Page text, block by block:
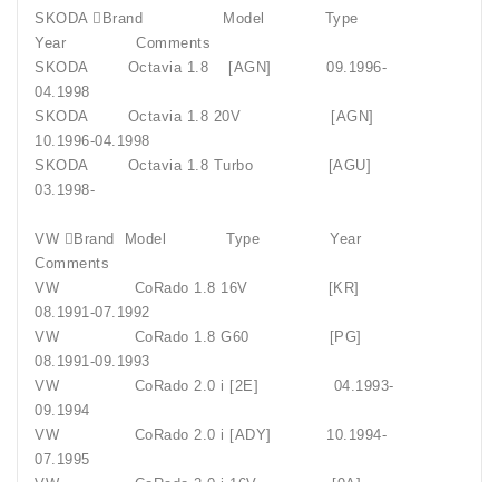
SKODA Brand Model Type
Year Comments
SKODA Octavia 1.8 [AGN] 09.1996-
04.1998
SKODA Octavia 1.8 20V [AGN]
10.1996-04.1998
SKODA Octavia 1.8 Turbo [AGU]
03.1998-
VW Brand Model Type Year
Comments
VW CoRado 1.8 16V [KR]
08.1991-07.1992
VW CoRado 1.8 G60 [PG]
08.1991-09.1993
VW CoRado 2.0 i [2E] 04.1993-
09.1994
VW CoRado 2.0 i [ADY] 10.1994-
07.1995